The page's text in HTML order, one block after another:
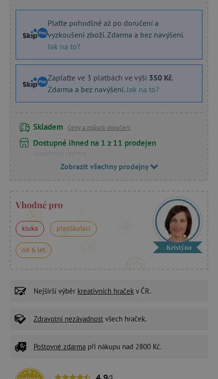
Plaťte pohodlně až po doručení a
vyzkoušení zboží. Zdarma a bez navýšení.
Jak na to?
Zaplaťte ve 3 platbách ve výši 350 Kč.
Zdarma a bez navýšení. Jak na to?
Skladem Ceny a způsob doručení
Dostupné ihned na 1 z 11 prodejen
(vyzvednutí zdarma)
Zobrazit všechny prodejny
Vhodné pro
kluka předškoláci
od 6 let Kristýna
Nejširší výběr kreativních hraček v ČR.
Zdravotní nezávadnost všech hraček.
Poštovné zdarma při nákupu nad 2800 Kč.
/5